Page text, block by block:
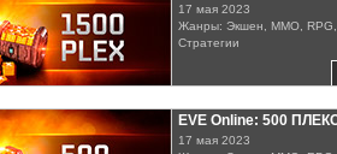
17 мая 2023
Жанры: Экшен, MMO, RPG,
Стратегии
EVE Online: 500
17 мая 2023